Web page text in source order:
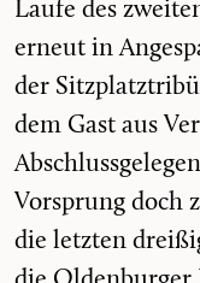
Laufe des
erneut in
der
dem Gast aus
Vorsprung doch
die letzten